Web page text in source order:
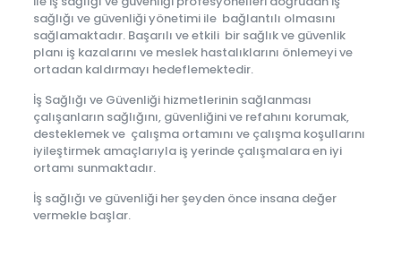
sağlığı ve güvenliği yönetimi ile bağlantılı olmasını
sağlamaktadır. Başarılı ve etkili bir sağlık ve güvenlik
planı iş kazalarını ve meslek hastalıklarını önlemeyi ve
ortadan kaldırmayı hedeflemektedir.
İş Sağlığı ve Güvenliği hizmetlerinin sağlanması
çalışanların sağlığını, güvenliğini ve refahını korumak,
desteklemek ve çalışma ortamını ve çalışma koşullarını
iyileştirmek amaçlarıyla iş yerinde çalışmalara en iyi
ortamı sunmaktadır.
İş sağlığı ve güvenliği her şeyden önce insana değer
vermekle başlar.